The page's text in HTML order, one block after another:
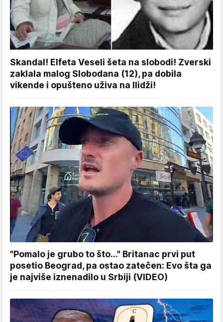
Skandal! Elfeta Veseli šeta na slobodi! Zverski
zaklala malog Slobodana (12), pa dobila
vikende i opušteno uživa na Ilidži!
"Pomalo je grubo to što..." Britanac prvi put
posetio Beograd, pa ostao zatečen: Evo šta ga
je najviše iznenadilo u Srbiji (VIDEO)